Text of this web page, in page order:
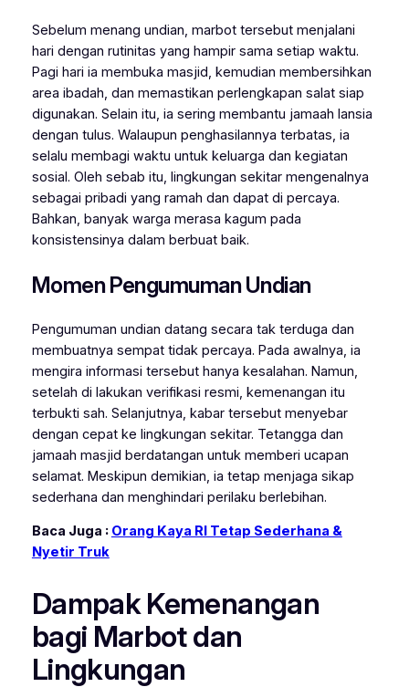
Sebelum menang undian, marbot tersebut menjalani
hari dengan rutinitas yang hampir sama setiap waktu.
Pagi hari ia membuka masjid, kemudian membersihkan
area ibadah, dan memastikan perlengkapan salat siap
digunakan. Selain itu, ia sering membantu jamaah lansia
dengan tulus. Walaupun penghasilannya terbatas, ia
selalu membagi waktu untuk keluarga dan kegiatan
sosial. Oleh sebab itu, lingkungan sekitar mengenalnya
sebagai pribadi yang ramah dan dapat di percaya.
Bahkan, banyak warga merasa kagum pada
konsistensinya dalam berbuat baik.
Momen Pengumuman Undian
Pengumuman undian datang secara tak terduga dan
membuatnya sempat tidak percaya. Pada awalnya, ia
mengira informasi tersebut hanya kesalahan. Namun,
setelah di lakukan verifikasi resmi, kemenangan itu
terbukti sah. Selanjutnya, kabar tersebut menyebar
dengan cepat ke lingkungan sekitar. Tetangga dan
jamaah masjid berdatangan untuk memberi ucapan
selamat. Meskipun demikian, ia tetap menjaga sikap
sederhana dan menghindari perilaku berlebihan.
Baca Juga : Orang Kaya RI Tetap Sederhana &
Nyetir Truk
Dampak Kemenangan
bagi Marbot dan
Lingkungan